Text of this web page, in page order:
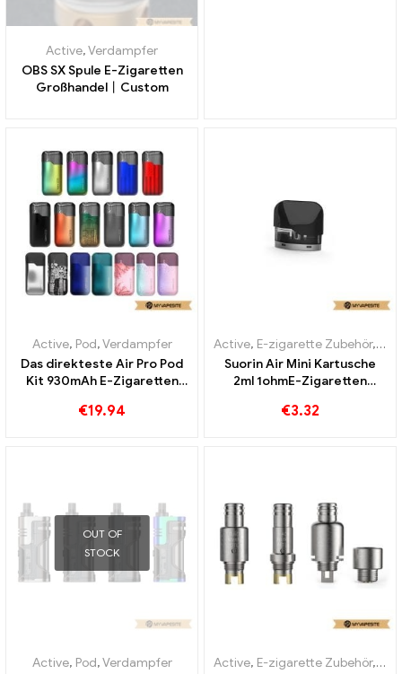
Active,Verdampfer
OBS SX Spule E-Zigaretten
Großhandel丨Custom
Active, Pod,Verdampfer
Das direkteste Air Pro Pod
Kit 930mAh E-Zigaretten
€19.94
Active, E-zigarette Zubehör,
Suorin Air Mini Kartusche
2ml 1ohmE-Zigaretten
€3.32
OUT OF
STOCK
Active, Pod,Verdampfer
Active, E-zigarette Zubehör,